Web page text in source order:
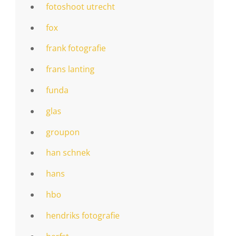
fotoshoot utrecht
fox
frank fotografie
frans lanting
funda
glas
groupon
han schnek
hans
hbo
hendriks fotografie